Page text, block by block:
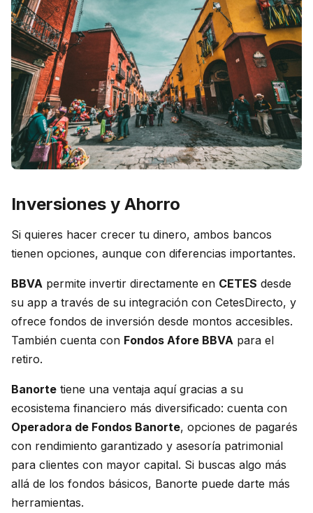
Inversiones y Ahorro
Si quieres hacer crecer tu dinero, ambos bancos
tienen opciones, aunque con diferencias importantes.
BBVA permite invertir directamente en CETES desde
su app a través de su integración con CetesDirecto, y
ofrece fondos de inversión desde montos accesibles.
También cuenta con Fondos Afore BBVA para el
retiro.
Banorte tiene una ventaja aquí gracias a su
ecosistema financiero más diversificado: cuenta con
Operadora de Fondos Banorte, opciones de pagarés
con rendimiento garantizado y asesoría patrimonial
para clientes con mayor capital. Si buscas algo más
allá de los fondos básicos, Banorte puede darte más
herramientas.